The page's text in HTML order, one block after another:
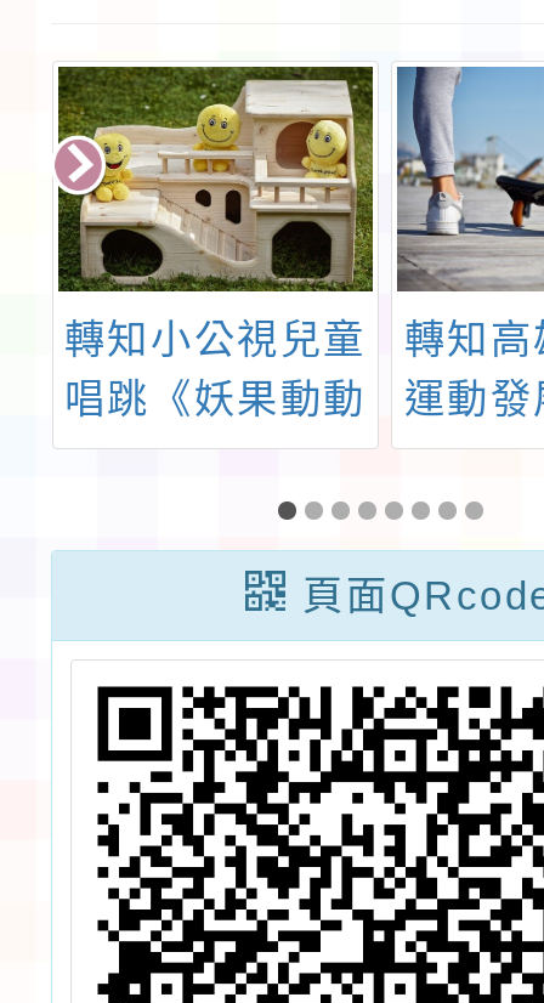
轉知小公視兒童
唱跳《妖果動動
盃－創意舞蹈大
轉知
運動
雄市
流協
技大
動i臺
畫-
全國
球邀
頁面